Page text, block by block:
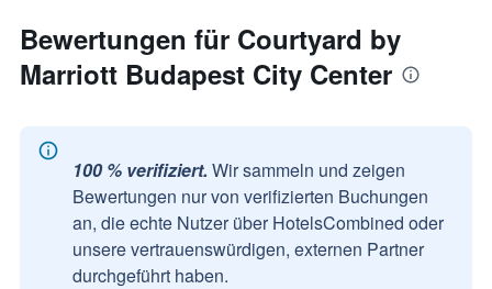
Bewertungen für Courtyard by
Marriott Budapest City Center
100 % verifiziert. Wir sammeln und zeigen
Bewertungen nur von verifizierten Buchungen
an, die echte Nutzer über HotelsCombined oder
unsere vertrauenswürdigen, externen Partner
durchgeführt haben.